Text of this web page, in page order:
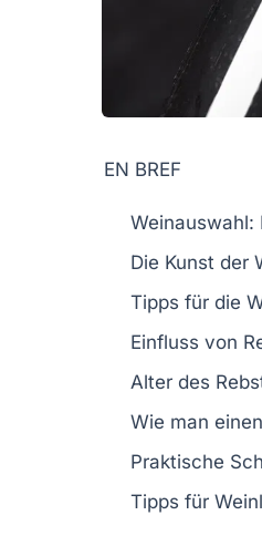
EN BREF
Weinauswahl:
Die Kunst der
Tipps für die
Einfluss von
Alter des
Wie man einen
Praktische
Tipps für